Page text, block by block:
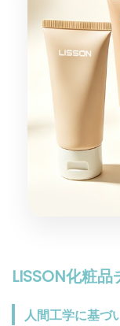
LISSON化粧
人間工学に基づ